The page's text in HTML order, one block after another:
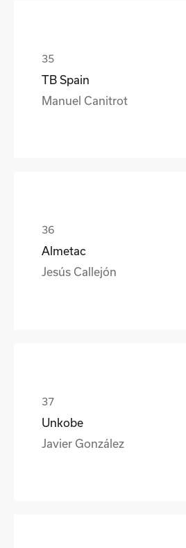
TB Spain
Manuel Canitrot
Almetac
Jesús Callejón
Unkobe
Javier González